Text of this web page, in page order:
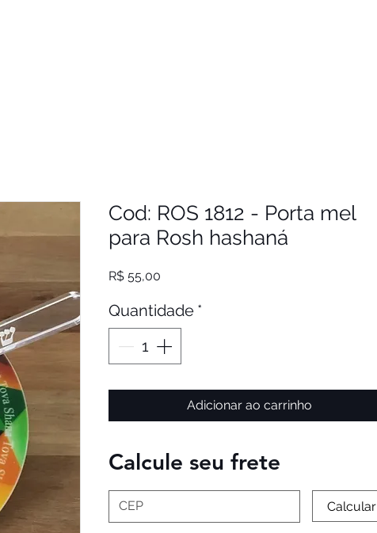
Cod: ROS 1812 - Porta mel
para Rosh hashaná
R$ 55,00
Quantidade *
Adicionar ao carrinho
Calcule seu frete
Calcular